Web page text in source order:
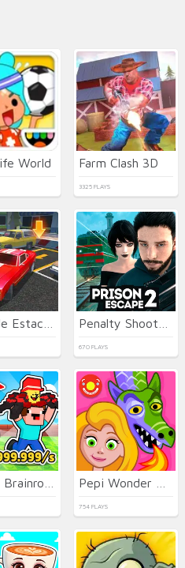
World Farm Clash 3D
3325 PLAYS
670 PLAYS
754 PLAYS